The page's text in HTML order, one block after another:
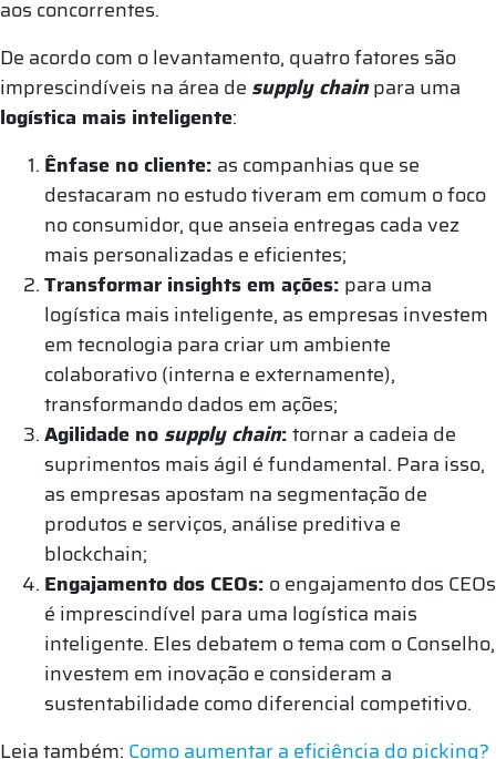
aos concorrentes.
De acordo com o levantamento, quatro fatores são
imprescindíveis na área de supply chainpara uma
logística mais inteligente:
Ênfase no cliente: as companhias que se
destacaram no estudo tiveram em comum o foco
no consumidor, que anseia entregas cada vez
mais personalizadas e eficientes;
Transformar insights em ações: para uma
logística mais inteligente, as empresas investem
em tecnologia para criar um ambiente
colaborativo (interna e externamente),
transformando dados em ações;
Agilidade no supply chain:tornar a cadeia de
suprimentos mais ágil é fundamental. Para isso,
as empresas apostam na segmentação de
produtos e serviços, análise preditiva e
blockchain;
Engajamento dos CEOs: o engajamento dos CEOs
é imprescindível para uma logística mais
inteligente. Eles debatem o tema com o Conselho,
investem em inovação e consideram a
sustentabilidade como diferencial competitivo.
Leia também: Como aumentar a eficiência do picking?